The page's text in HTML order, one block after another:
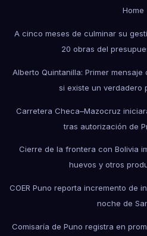
Home
A cinco meses de culminar su
20 obras del
Alberto Quintanilla: Primer mensaje
si existe un verdadero
Carretera Checa–Mazocruz
tras autorización de
Cierre de la frontera con Bolivia
huevos y otros
COER Puno reporta incremento de
noche de
Comisaría de Puno registra en